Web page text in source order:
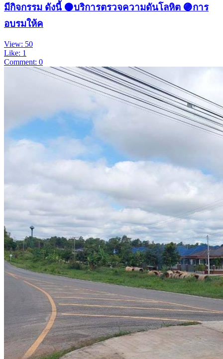
มีกิจกรรม ดังนี้ 🟠บริการตรวจความดันโลหิต 🟣การ
อบรมให้ค
View: 50
Like: 1
Comment: 0